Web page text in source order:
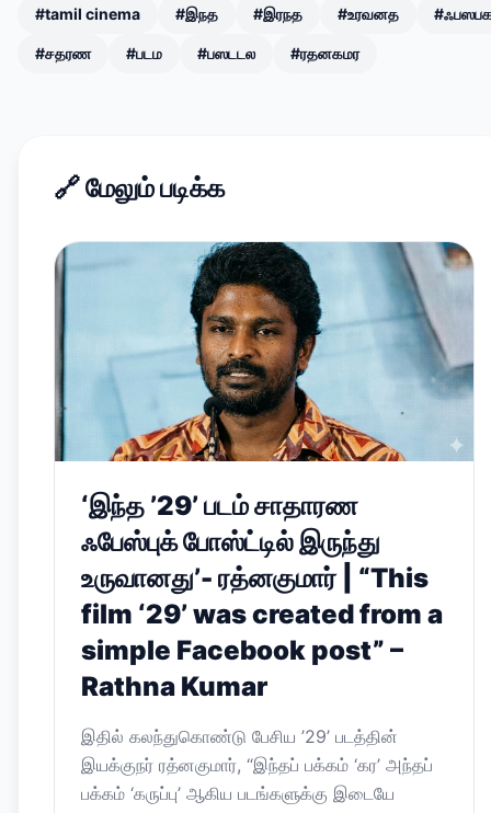
#tamil cinema #இநத #இரநத #உரவனத
#சதரண #படம #பஸடடல #ரதனகமர
🔗மேலும் படிக்க
‘இந்த ’29’ படம் சாதாரண
ஃபேஸ்புக் போஸ்ட்டில் இருந்து
உருவானது’- ரத்னகுமார் | “This
film ‘29’ was created from a
simple Facebook post” –
Rathna Kumar
இதில் கலந்துகொண்டு பேசிய ’29’ படத்தின்
இயக்குநர் ரத்னகுமார், “இந்தப் பக்கம் ‘கர’ அந்தப்
பக்கம் ‘கருப்பு’ ஆகிய படங்களுக்கு இடையே